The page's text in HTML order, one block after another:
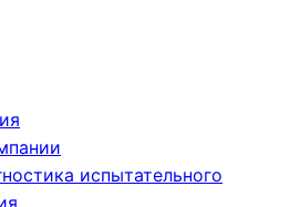
испытательного